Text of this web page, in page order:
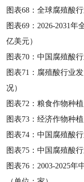
图表68：全球腐殖酸
图表69： 2026-2031年
亿美元）
图表70：中国腐殖酸
图表71： 腐殖酸行业
况）
图表72：粮食作物种
图表73：经济作物种
图表74：中国腐殖酸
图表75：中国腐殖酸
图表76： 2003-2025年